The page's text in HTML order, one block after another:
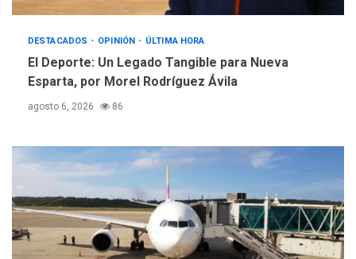
5
Instituciones estadales se
Escuelas Abiertas 2026
DESTACADOS OPINIÓN ÚLTIMA HORA
El Deporte: Un Legado Tangible para Nueva
Esparta, por Morel Rodríguez Ávila
agosto 6, 2026 86